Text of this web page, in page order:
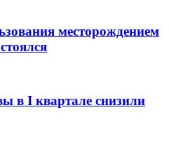
месторождением
в I квартале снизили